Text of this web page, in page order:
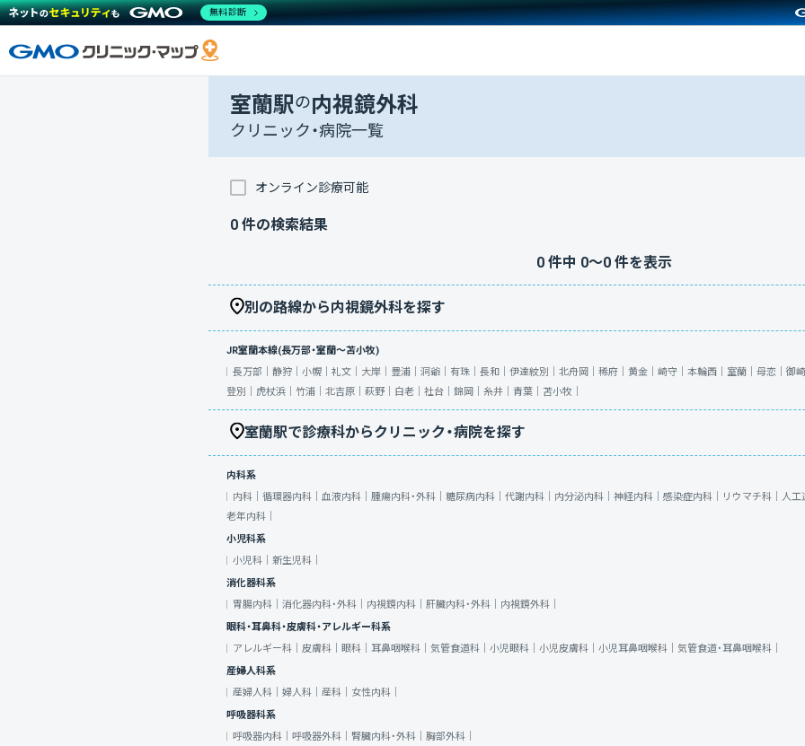
室蘭駅の内視鏡外科
クリニック・病院一覧
オンライン診療可能
0 件の検索結果
0件中 0〜0件を表示
別の路線から内視鏡外科を探す
JR室蘭本線(長万部・室蘭～苫小牧)
長万部｜ 静狩｜ 小幌｜ 礼文｜ 大岸｜ 豊浦｜ 洞爺｜ 有珠｜ 長和｜ 伊達紋別｜ 北舟岡｜ 稀府｜ 黄金｜ 崎守｜ 本輪西｜ 室蘭｜ 母恋｜ 御崎
登別｜ 虎杖浜｜ 竹浦｜ 北吉原｜ 萩野｜ 白老｜ 社台｜ 錦岡｜ 糸井｜ 青葉｜ 苫小牧｜
室蘭駅で診療科からクリニック・病院を探す
内科系
内科｜ 循環器内科｜ 血液内科｜ 腫瘍内科・外科｜ 糖尿病内科｜ 代謝内科｜ 内分泌内科｜ 神経内科｜ 感染症内科｜ リウマチ科｜ 人工
老年内科｜
小児科系
小児科｜ 新生児科｜
消化器科系
胃腸内科｜ 消化器内科・外科｜ 内視鏡内科｜ 肝臓内科・外科｜ 内視鏡外科｜
眼科・耳鼻科・皮膚科・アレルギー科系
アレルギー科｜ 皮膚科｜ 眼科｜ 耳鼻咽喉科｜ 気管食道科｜ 小児眼科｜ 小児皮膚科｜ 小児耳鼻咽喉科｜ 気管食道・耳鼻咽喉科｜
産婦人科系
産婦人科｜ 婦人科｜ 産科｜ 女性内科｜
呼吸器科系
呼吸器内科｜ 呼吸器外科｜ 腎臓内科・外科｜ 胸部外科｜
無料診断